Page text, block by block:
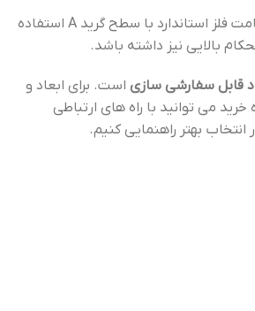
سنجد چوب برای کالاهای فلزی از ضخامت فلز استاندارد با سطح گرید A استفاده
بالایی نیز داشته باشد.
قابل سفارشی سازیاست. برای ابعاد و
می توانید با راه های ارتباطی
بهتر راهنمایی کنیم.